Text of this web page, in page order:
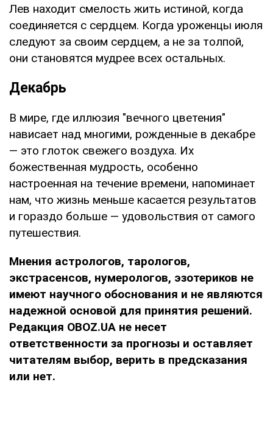
Лев находит смелость жить истиной, когда
соединяется с сердцем. Когда уроженцы июля
следуют за своим сердцем, а не за толпой,
они становятся мудрее всех остальных.
Декабрь
В мире, где иллюзия "вечного цветения"
нависает над многими, рожденные в декабре
— это глоток свежего воздуха. Их
божественная мудрость, особенно
настроенная на течение времени, напоминает
нам, что жизнь меньше касается результатов
и гораздо больше — удовольствия от самого
путешествия.
Мнения астрологов, тарологов,
экстрасенсов, нумерологов, эзотериков не
имеют научного обоснования и не являются
надежной основой для принятия решений.
Редакция OBOZ.UA не несет
ответственности за прогнозы и оставляет
читателям выбор, верить в предсказания
или нет.